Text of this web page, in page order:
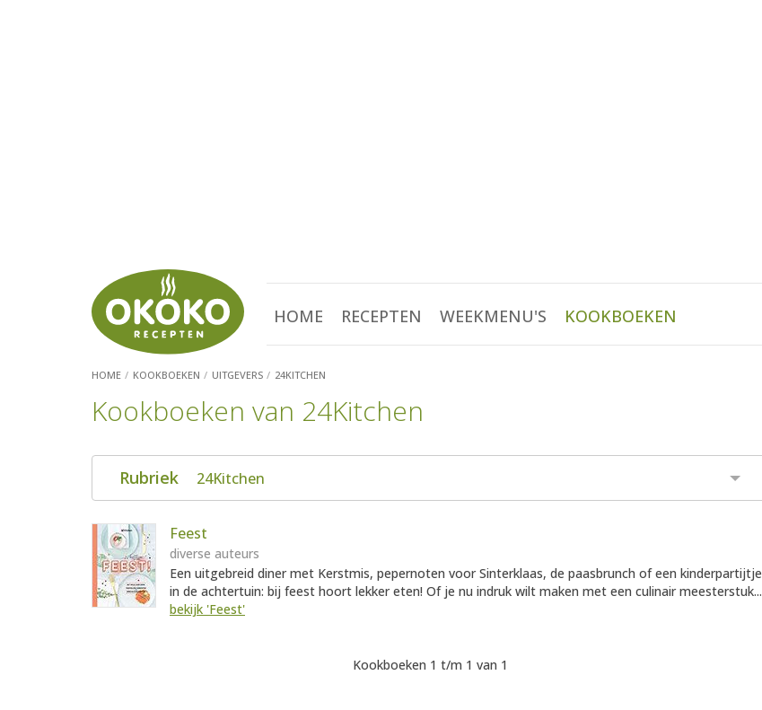
HOME RECEPTEN WEEKMENU'S KOOKBOEKEN
HOME KOOKBOEKEN UITGEVERS 24KITCHEN
Kookboeken van 24Kitchen
Rubriek 24Kitchen
Feest
diverse auteurs
Een uitgebreid diner met Kerstmis, pepernoten voor Sinterklaas, de paasbrunch of een kinderpartijtje
in de achtertuin: bij feest hoort lekker eten! Of je nu indruk wilt maken met een culinair meesterstuk...
bekijk 'Feest'
Kookboeken 1 t/m 1 van 1